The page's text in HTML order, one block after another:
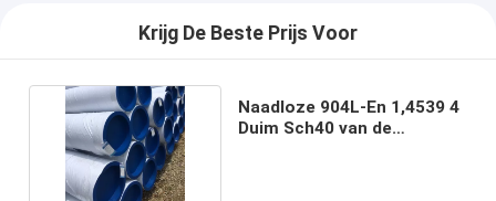
Krijg De Beste Prijs Voor
Naadloze 904L-En 1,4539 4
Duim Sch40 van de